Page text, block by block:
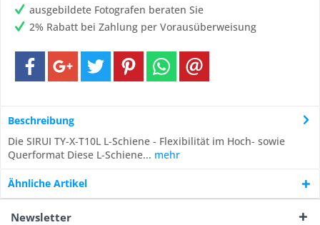
ausgebildete Fotografen beraten Sie
2% Rabatt bei Zahlung per Vorausüberweisung
Beschreibung
Die SIRUI TY-X-T10L L-Schiene - Flexibilität im Hoch- sowie
Querformat Diese L-Schiene... mehr
Ähnliche Artikel
Newsletter